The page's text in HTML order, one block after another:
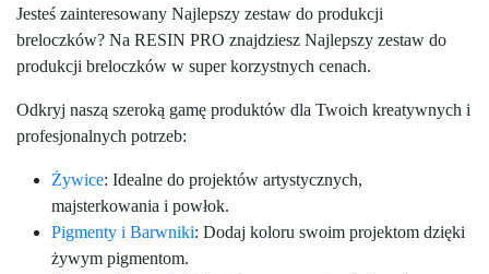
Jesteś zainteresowany Najlepszy zestaw do produkcji
breloczków? Na RESIN PRO znajdziesz Najlepszy zestaw do
produkcji breloczków w super korzystnych cenach.
Odkryj naszą szeroką gamę produktów dla Twoich kreatywnych i
profesjonalnych potrzeb:
Żywice: Idealne do projektów artystycznych,
majsterkowania i powłok.
Pigmenty i Barwniki: Dodaj koloru swoim projektom dzięki
żywym pigmentom.